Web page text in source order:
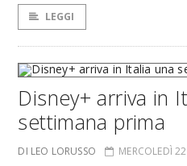
LEGGI
Disney+ arriva in
settimana prima
DI LEO LORUSSO MERCOLEDÌ